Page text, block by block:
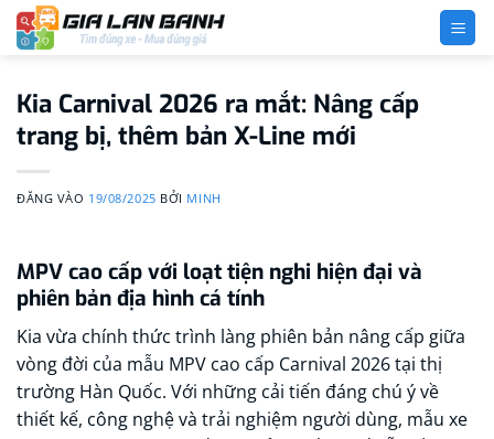
Bỏ
qua
dung
Kia Carnival 2026 ra mắt: Nâng cấp
trang bị, thêm bản X-Line mới
ĐĂNG VÀO 19/08/2025 BỞI MINH
MPV cao cấp với loạt tiện nghi hiện đại và
phiên bản địa hình cá tính
Kia vừa chính thức trình làng phiên bản nâng cấp giữa
vòng đời của mẫu MPV cao cấp Carnival 2026 tại thị
trường Hàn Quốc. Với những cải tiến đáng chú ý về
thiết kế, công nghệ và trải nghiệm người dùng, mẫu xe